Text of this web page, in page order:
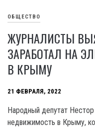
ОБЩЕСТВО
ЖУРНАЛИСТЫ
ЗАРАБОТАЛ НА
В КРЫМУ
21 ФЕВРАЛЯ, 2022
Народный депутат
недвижимость в Крыму,